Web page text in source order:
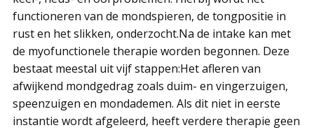
functioneren van de mondspieren, de tongpositie in
rust en het slikken, onderzocht.Na de intake kan met
de myofunctionele therapie worden begonnen. Deze
bestaat meestal uit vijf stappen:Het afleren van
afwijkend mondgedrag zoals duim- en vingerzuigen,
speenzuigen en mondademen. Als dit niet in eerste
instantie wordt afgeleerd, heeft verdere therapie geen